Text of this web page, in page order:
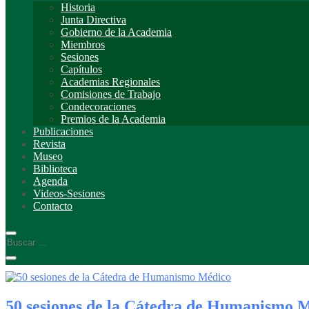
Historia
Junta Directiva
Gobierno de la Academia
Miembros
Sesiones
Capítulos
Academias Regionales
Comisiones de Trabajo
Condecoraciones
Premios de la Academia
Publicaciones
Revista
Museo
Biblioteca
Agenda
Videos-Sesiones
Contacto